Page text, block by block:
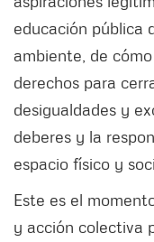
educación pública
ambiente, de
derechos para
desigualdades y
deberes y la
espacio físico y
Este es el
y acción colectiva